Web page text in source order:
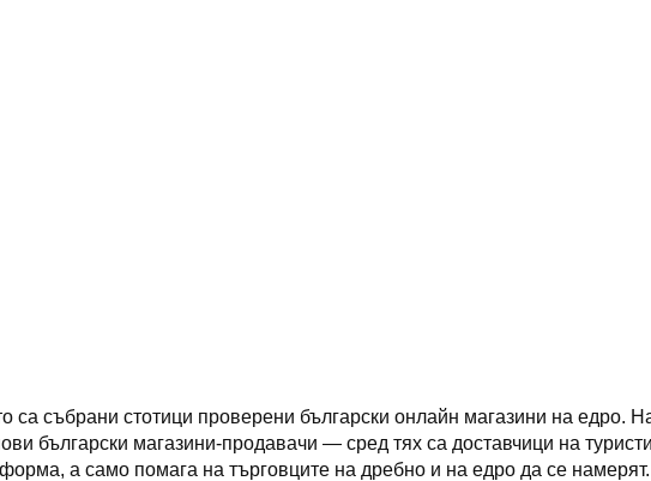
са събрани стотици проверени български онлайн магазини на едро.
български магазини-продавачи — сред тях са доставчици на
а само помага на търговците на дребно и на едро да се